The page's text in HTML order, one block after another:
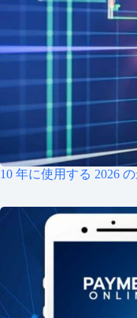
10 年に使用する 2026